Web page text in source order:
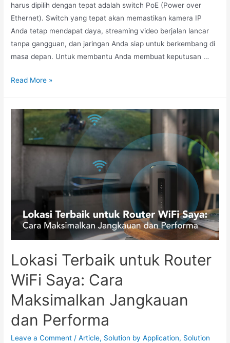
harus dipilih dengan tepat adalah switch PoE (Power over
Ethernet). Switch yang tepat akan memastikan kamera IP
Anda tetap mendapat daya, streaming video berjalan lancar
tanpa gangguan, dan jaringan Anda siap untuk berkembang di
masa depan. Untuk membantu Anda membuat keputusan …
Read More »
Lokasi Terbaik untuk Router
WiFi Saya: Cara
Maksimalkan Jangkauan
dan Performa
Leave a Comment /Article, Solution by Application, Solution